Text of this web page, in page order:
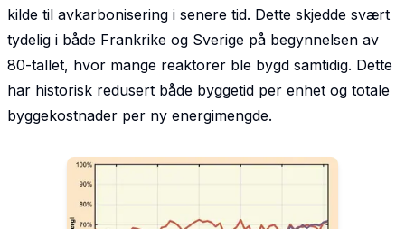
kilde til avkarbonisering i senere tid. Dette skjedde svært
tydelig i både Frankrike og Sverige på begynnelsen av
80-tallet, hvor mange reaktorer ble bygd samtidig. Dette
har historisk redusert både byggetid per enhet og totale
byggekostnader per ny energimengde.